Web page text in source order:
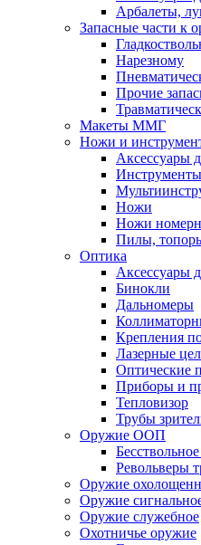
Арбалеты,
Запасные части к
Нарезному
Прочие
Макеты ММГ
Ножи и
Аксессуары
Инструменты
Ножи
Ножи
Пилы,
Оптика
Аксессуары
Бинокли
Дальномеры
Крепления
Лазерные
Оптические
Приборы и
Тепловизор
Трубы
Оружие ООП
Револьверы
Оружие
Оружие
Оружие служебное
Охотничье оружие